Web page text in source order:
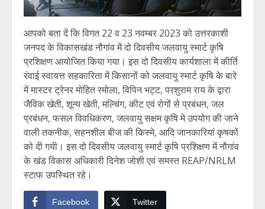
आपको बता दें कि विगत 22 व 23 नवम्बर 2023 को उत्तरकाशी
जनपद के विकासखंड नौगांव में दो दिवसीय जलवायु स्मार्ट कृषि
प्रशिक्षण आयोजित किया गया। इस दो दिवसीय कार्यशाला में कीर्ति
रंवाई स्वायत्त सहकारिता में किसानों को जलवायु स्मार्ट कृषि के बारे
में मास्टर ट्रेनर मोहित रमोला, विपिन भट्ट, परशुराम राय के द्वारा
जैविक खेती, शून्य खेती, मल्चिंग, कीट एवं रोगों से प्रबंधन, जल
प्रबंधन, फसल विवधिकरण, जलवायु सक्षम कृषि मे उपयोग की जाने
वाली तकनीक, सहनशील बीज की किस्मे, आदि जानकारियां कृषकों
को दी गयी। इस दो दिवसीय जलवायु स्मार्ट कृषि प्रशिक्षण में नौगांव
के खंड विकास अधिकारी दिनेश जोशी एवं समस्त REAP/NRLM
स्टाफ उपस्थित रहे।
Facebook Twitter